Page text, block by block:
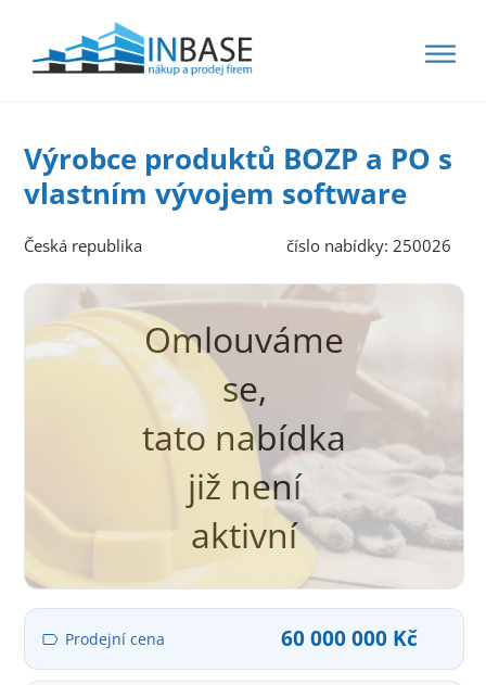
Výrobce produktů BOZP a PO s
vlastním vývojem software
Česká republika číslo nabídky: 250026
Omlouváme
se,
tato nabídka
již není
aktivní
Prodejní cena 60 000 000 Kč